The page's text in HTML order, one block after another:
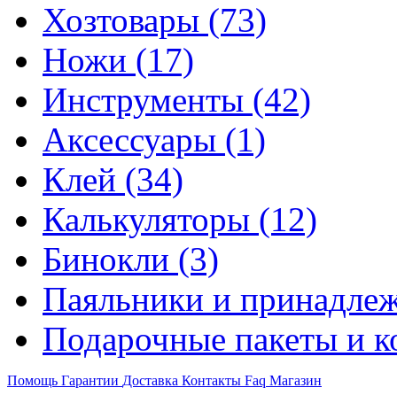
Хозтовары (73)
Ножи (17)
Инструменты (42)
Аксессуары (1)
Клей (34)
Калькуляторы (12)
Бинокли (3)
Паяльники и
Подарочные пакеты и
Помощь Гарантии Доставка Контакты Faq Магазин